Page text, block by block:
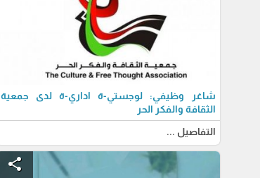
شاغر وظيفي: لوجستي-ة اداري-ة لدى جمعية
الثقافة والفكر الحر
التفاصيل ...
share